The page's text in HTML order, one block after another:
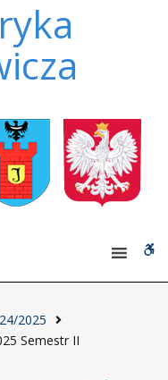
2025
Semestr II